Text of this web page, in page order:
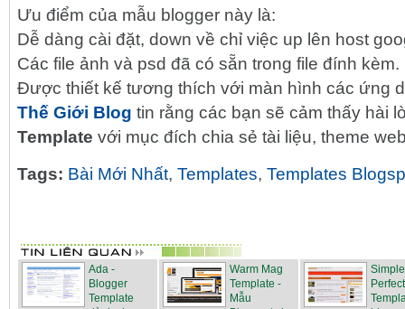
Ưu điểm của mẫu blogger này là:
Dễ dàng cài đặt, down về chỉ việc up lên host
Các file ảnh và psd đã có sẵn trong file đính kèm.
Được thiết kế tương thích với màn hình các ứng
Thế Giới Blog tin rằng các bạn sẽ cảm thấy hài
Template với mục đích chia sẻ tài liệu, theme
Tags: Bài Mới Nhất, Templates, Templates
Ada -
Blogger
Template
Warm Mag
Template -
Mẫu